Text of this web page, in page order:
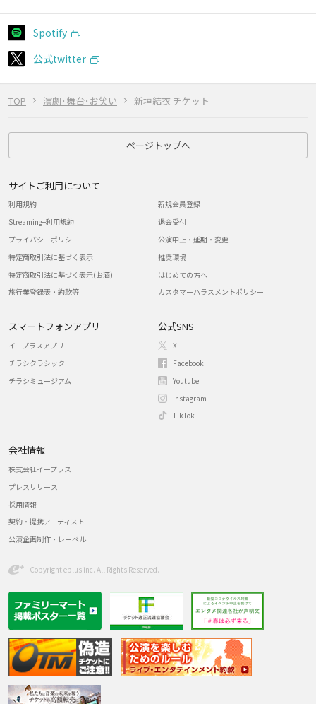
TOP 演劇･舞台･お笑い 新垣結衣 チケット
Spotify
公式twitter
ページトップへ
サイトご利用について
利用規約
Streaming+利用規約
プライバシーポリシー
特定商取引法に基づく表示
特定商取引法に基づく表示(お酒)
旅行業登録表・約款等
新規会員登録
退会受付
公演中止・延期・変更
推奨環境
はじめての方へ
カスタマーハラスメントポリシー
スマートフォンアプリ
イープラスアプリ
チラシクラシック
チラシミュージアム
公式SNS
X
Facebook
Youtube
Instagram
TikTok
会社情報
株式会社イープラス
プレスリリース
採用情報
契約・提携アーティスト
公演企画制作・レーベル
Copyright eplus inc. All Rights Reserved.